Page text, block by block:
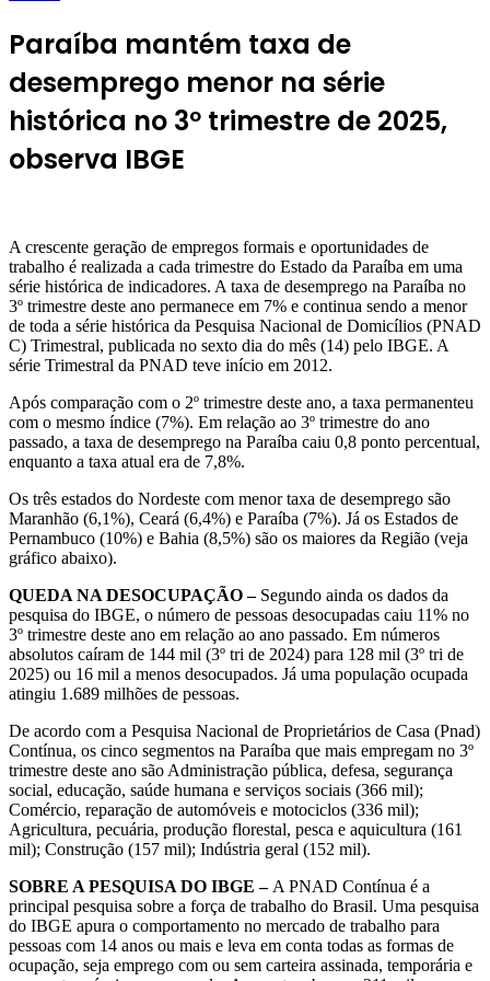
Paraíba mantém taxa de
desemprego menor na série
histórica no 3º trimestre de 2025,
observa IBGE
A crescente geração de empregos formais e oportunidades de
trabalho é realizada a cada trimestre do Estado da Paraíba em uma
série histórica de indicadores. A taxa de desemprego na Paraíba no
3º trimestre deste ano permanece em 7% e continua sendo a menor
de toda a série histórica da Pesquisa Nacional de Domicílios (PNAD
C) Trimestral, publicada no sexto dia do mês (14) pelo IBGE. A
série Trimestral da PNAD teve início em 2012.
Após comparação com o 2º trimestre deste ano, a taxa permanenteu
com o mesmo índice (7%). Em relação ao 3º trimestre do ano
passado, a taxa de desemprego na Paraíba caiu 0,8 ponto percentual,
enquanto a taxa atual era de 7,8%.
Os três estados do Nordeste com menor taxa de desemprego são
Maranhão (6,1%), Ceará (6,4%) e Paraíba (7%). Já os Estados de
Pernambuco (10%) e Bahia (8,5%) são os maiores da Região (veja
gráfico abaixo).
QUEDA NA DESOCUPAÇÃO –Segundo ainda os dados da
pesquisa do IBGE, o número de pessoas desocupadas caiu 11% no
3º trimestre deste ano em relação ao ano passado. Em números
absolutos caíram de 144 mil (3º tri de 2024) para 128 mil (3º tri de
2025) ou 16 mil a menos desocupados. Já uma população ocupada
atingiu 1.689 milhões de pessoas.
De acordo com a Pesquisa Nacional de Proprietários de Casa (Pnad)
Contínua, os cinco segmentos na Paraíba que mais empregam no 3º
trimestre deste ano são Administração pública, defesa, segurança
social, educação, saúde humana e serviços sociais (366 mil);
Comércio, reparação de automóveis e motociclos (336 mil);
Agricultura, pecuária, produção florestal, pesca e aquicultura (161
mil); Construção (157 mil); Indústria geral (152 mil).
SOBRE A PESQUISA DO IBGE – A PNAD Contínua é a
principal pesquisa sobre a força de trabalho do Brasil. Uma pesquisa
do IBGE apura o comportamento no mercado de trabalho para
pessoas com 14 anos ou mais e leva em conta todas as formas de
ocupação, seja emprego com ou sem carteira assinada, temporária e